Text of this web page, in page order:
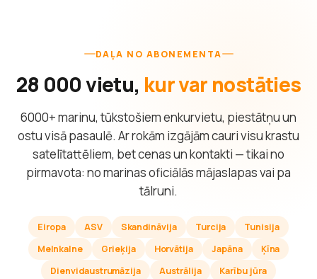
DAĻA NO ABONEMENTA
28 000 vietu, kur var nostāties
6000+ marinu, tūkstošiem enkurvietu, piestātņu un
ostu visā pasaulē. Ar rokām izgājām cauri visu krastu
satelītattēliem, bet cenas un kontakti — tikai no
pirmavota: no marinas oficiālās mājaslapas vai pa
tālruni.
Eiropa ASV Skandināvija Turcija
Tunisija
Melnkalne
Grieķija Horvātija Japāna
Ķīna
Dienvidaustrumāzija
Austrālija
Karību jūra